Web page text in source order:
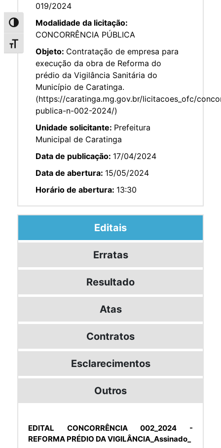
Alternar alto contraste
Alternar tamanho da fonte
019/2024
Modalidade da licitação:
CONCORRÊNCIA PÚBLICA
Objeto: Contratação de empresa para
execução da obra de Reforma do
prédio da Vigilância Sanitária do
Município de Caratinga.
(https://caratinga.mg.gov.br/licitacoes_ofc/
publica-n-002-2024/)
Unidade solicitante: Prefeitura
Municipal de Caratinga
Data de publicação: 17/04/2024
Data de abertura: 15/05/2024
Horário de abertura: 13:30
Editais
Erratas
Resultado
Atas
Contratos
Esclarecimentos
Outros
EDITAL CONCORRÊNCIA 002_2024 -
REFORMA PRÉDIO DA VIGILÂNCIA_Assinado_